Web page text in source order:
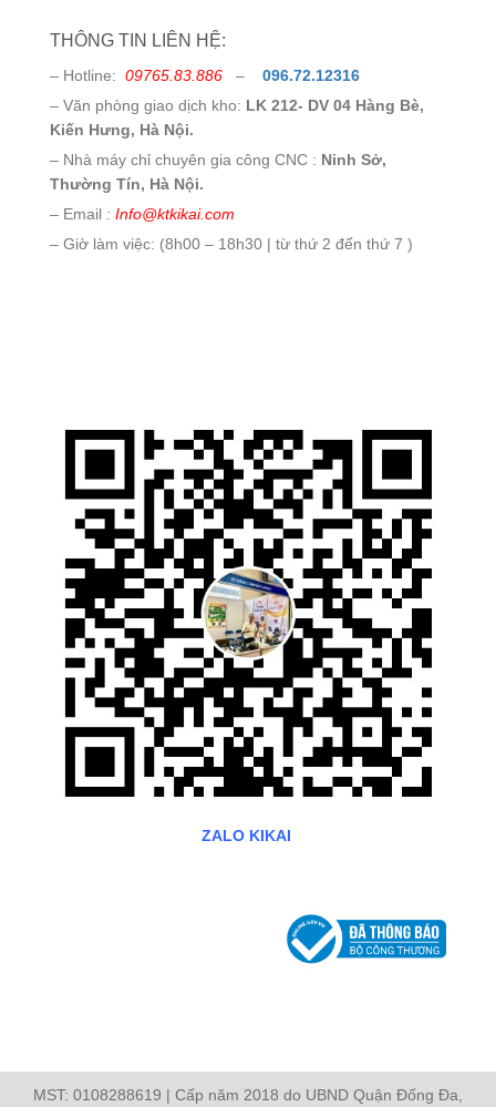
THÔNG TIN LIÊN HỆ:
– Hotline: 09765.83.886 – 096.72.12316
– Văn phòng giao dịch kho: LK 212- DV 04 Hàng Bè,
Kiến Hưng, Hà Nội.
– Nhà máy chỉ chuyên gia công CNC : Ninh Sở,
Thường Tín, Hà Nội.
– Email : Info@ktkikai.com
– Giờ làm việc: (8h00 – 18h30 | từ thứ 2 đến thứ 7 )
ZALO KIKAI
MST: 0108288619 | Cấp năm 2018 do UBND Quận Đống Đa,